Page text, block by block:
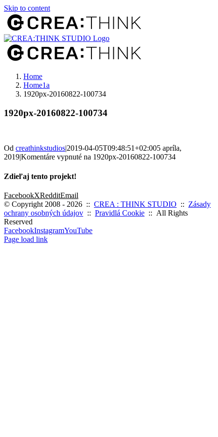
Skip to content
Home
Home1a
1920px-20160822-100734
1920px-20160822-100734
Od creathinkstudios|2019-04-05T09:48:51+02:005 apríla,
2019|Komentáre vypnuté na 1920px-20160822-100734
Zdieľaj tento projekt!
FacebookXRedditEmail
© Copyright 2008 - 2026 :: CREA : THINK STUDIO :: Zásady
ochrany osobných údajov :: Pravidlá Cookie :: All Rights
Reserved
FacebookInstagramYouTube
Page load link